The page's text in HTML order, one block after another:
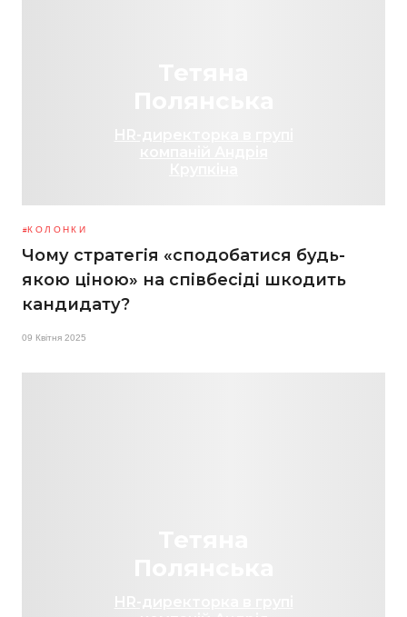
КОЛОНКИ
Чому стратегія «сподобатися будь-
якою ціною» на співбесіді шкодить
кандидату?
09 Квітня 2025